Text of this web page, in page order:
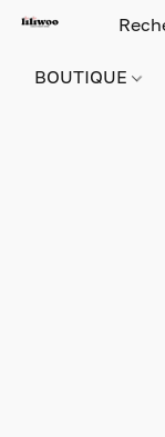
BOUTIQUE